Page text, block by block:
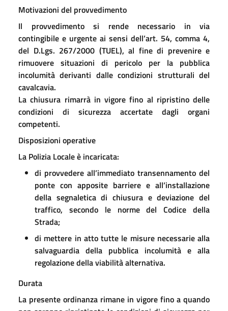
Motivazioni del provvedimento
Il provvedimento si rende necessario in via
contingibile e urgente ai sensi dell’art. 54, comma 4,
del D.Lgs. 267/2000 (TUEL), al fine di prevenire e
rimuovere situazioni di pericolo per la pubblica
incolumità derivanti dalle condizioni strutturali del
cavalcavia.
La chiusura rimarrà in vigore fino al ripristino delle
condizioni di sicurezza accertate dagli organi
competenti.
Disposizioni operative
La Polizia Locale è incaricata:
di provvedere all’immediato transennamento del
ponte con apposite barriere e all’installazione
della segnaletica di chiusura e deviazione del
traffico, secondo le norme del Codice della
Strada;
di mettere in atto tutte le misure necessarie alla
salvaguardia della pubblica incolumità e alla
regolazione della viabilità alternativa.
Durata
La presente ordinanza rimane in vigore fino a quando